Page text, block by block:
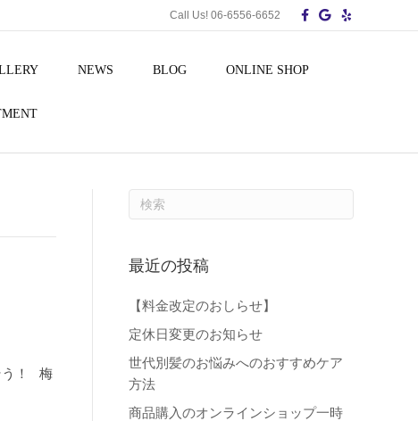
Call Us! 06-6556-6652
c
o
G
o
e
e
l
NEWS BLOG ONLINE SHOP
う！ 梅
最近の投稿
【料金改定のおしらせ】
定休日変更のお知らせ
世代別髪のお悩みへのおすすめケア
方法
商品購入のオンラインショップ一時